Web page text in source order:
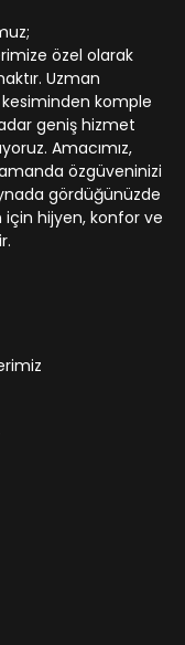
özel olarak
Uzman
komple
geniş hizmet
Amacımız,
özgüveninizi
gördüğünüzde
hijyen, konfor ve